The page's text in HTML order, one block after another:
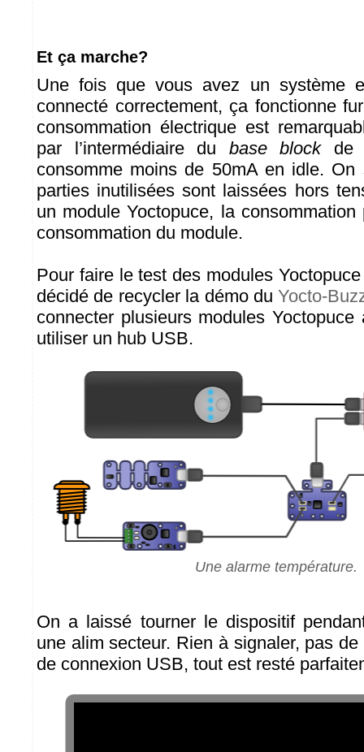
Et ça marche?
Une fois que vous avez un système
connecté correctement, ça fonctionne
consommation électrique est
par l’intermédiaire du base blockde
consomme moins de 50mA en idle. On
parties inutilisées sont laissées hors
un module Yoctopuce, la
consommation du module.
Pour faire le test des modules
décidé de recycler la démo duYocto-
connecter plusieurs modules
utiliser un hub USB.
Une alarme température.
On a laissé tourner le dispositif
une alim secteur. Rien à signaler, pas
de connexion USB, tout est resté